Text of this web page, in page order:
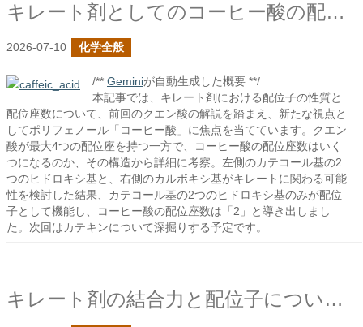
キレート剤としてのコーヒー酸の配位子について
2026-07-10 化学全般
/** Geminiが自動生成した概要 **/
本記事では、キレート剤における配位子の性質と
配位座数について、前回のクエン酸の解説を踏まえ、新たな視点と
してポリフェノール「コーヒー酸」に焦点を当てています。クエン
酸が最大4つの配位座を持つ一方で、コーヒー酸の配位座数はいく
つになるのか、その構造から詳細に考察。左側のカテコール基の2
つのヒドロキシ基と、右側のカルボキシ基がキレートに関わる可能
性を検討した結果、カテコール基の2つのヒドロキシ基のみが配位
子として機能し、コーヒー酸の配位座数は「2」と導き出しまし
た。次回はカテキンについて深掘りする予定です。
キレート剤の結合力と配位子についての続き